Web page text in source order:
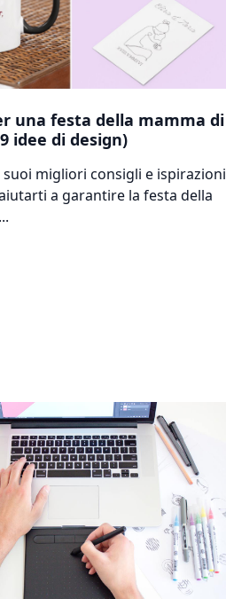
una festa della mamma di
idee di design)
suoi migliori consigli e ispirazioni
a garantire la festa della